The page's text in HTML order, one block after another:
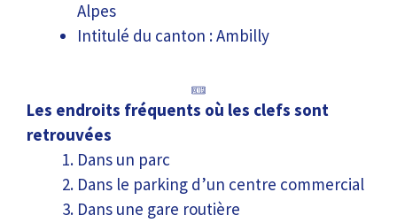
Alpes
Intitulé du canton : Ambilly
Les endroits fréquents où les clefs sont
retrouvées
Dans un parc
Dans le parking d’un centre commercial
Dans une gare routière